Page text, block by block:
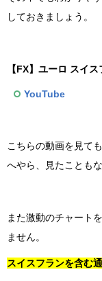
しておきましょう。
【FX】ユーロ スイ
YouTube
こちらの動画を見て
へやら、見たことも
また激動のチャート
ません。
スイスフランを含む